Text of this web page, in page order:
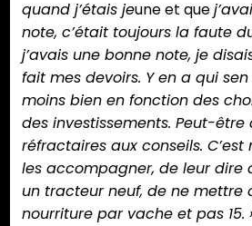
quand j’étais jeune et que
note, c’était toujours la faute
j’avais une bonne note, je
fait mes devoirs. Y en a qui
moins bien en fonction des
des investissements. Peut-être
réfractaires aux conseils.
les accompagner, de leur dire
un tracteur neuf, de ne mettre
nourriture par vache et pas 15.